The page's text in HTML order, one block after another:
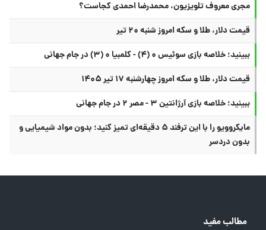
مجری معروف تلویزیون، محمدرضا احمدی کجاست؟
قیمت دلار، طلا و سکه امروز شنبه ۲۰ تیر
ببینید؛ خلاصه بازی سوئیس ۰ (۴) - کلمبیا ۰ (۳) در جام جهانی
قیمت دلار، طلا و سکه امروز چهارشنبه ۱۷ تیر ۱۴۰۵
ببینید؛ خلاصه بازی آرژانتین ۳ - مصر ۲ در جام جهانی
مایکروویو را با این ترفند ۵ دقیقه‌ای تمیز کنید؛ بدون مواد شیمیایی و
بدون دردسر
مطالب مفید